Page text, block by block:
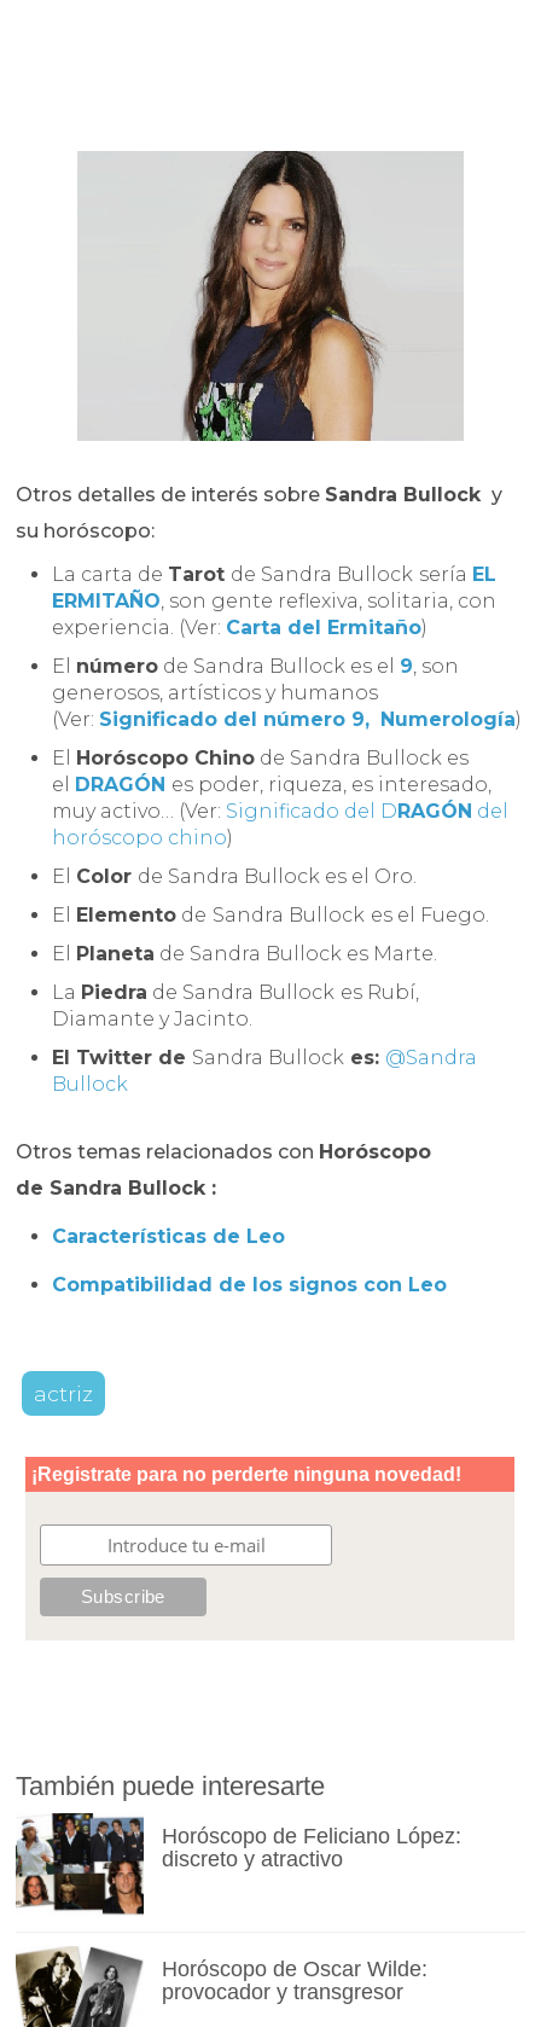
Otros detalles de interés sobre Sandra Bullock y
su horóscopo:
La carta de Tarot de Sandra Bullock sería EL
ERMITAÑO, son gente reflexiva, solitaria, con
experiencia. (Ver: Carta del Ermitaño)
El número de Sandra Bullock es el 9, son
generosos, artísticos y humanos
(Ver: Significado del número 9, Numerología)
El
Horóscopo Chino de Sandra Bullock es
el
DRAGÓN es poder, riqueza, es interesado,
muy activo… (Ver: Significado del D RAGÓN del
horóscopo chino)
El Color de Sandra Bullock es el Oro.
El
Elemento de Sandra Bullock es el Fuego.
El
Planeta de Sandra Bullock es Marte.
La Piedra de Sandra Bullock es Rubí,
Diamante y Jacinto.
El Twitter de Sandra Bullock es: @Sandra
Bullock
Otros temas relacionados con Horóscopo
de Sandra Bullock:
Características de Leo
Compatibilidad de los signos con Leo
actriz
También puede interesarte
Horóscopo de Feliciano López:
discreto y atractivo
Horóscopo de Oscar Wilde:
provocador y transgresor